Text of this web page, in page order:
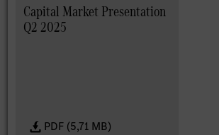
Capital Market Presentation
Q2 2025
PDF (5,71 MB)